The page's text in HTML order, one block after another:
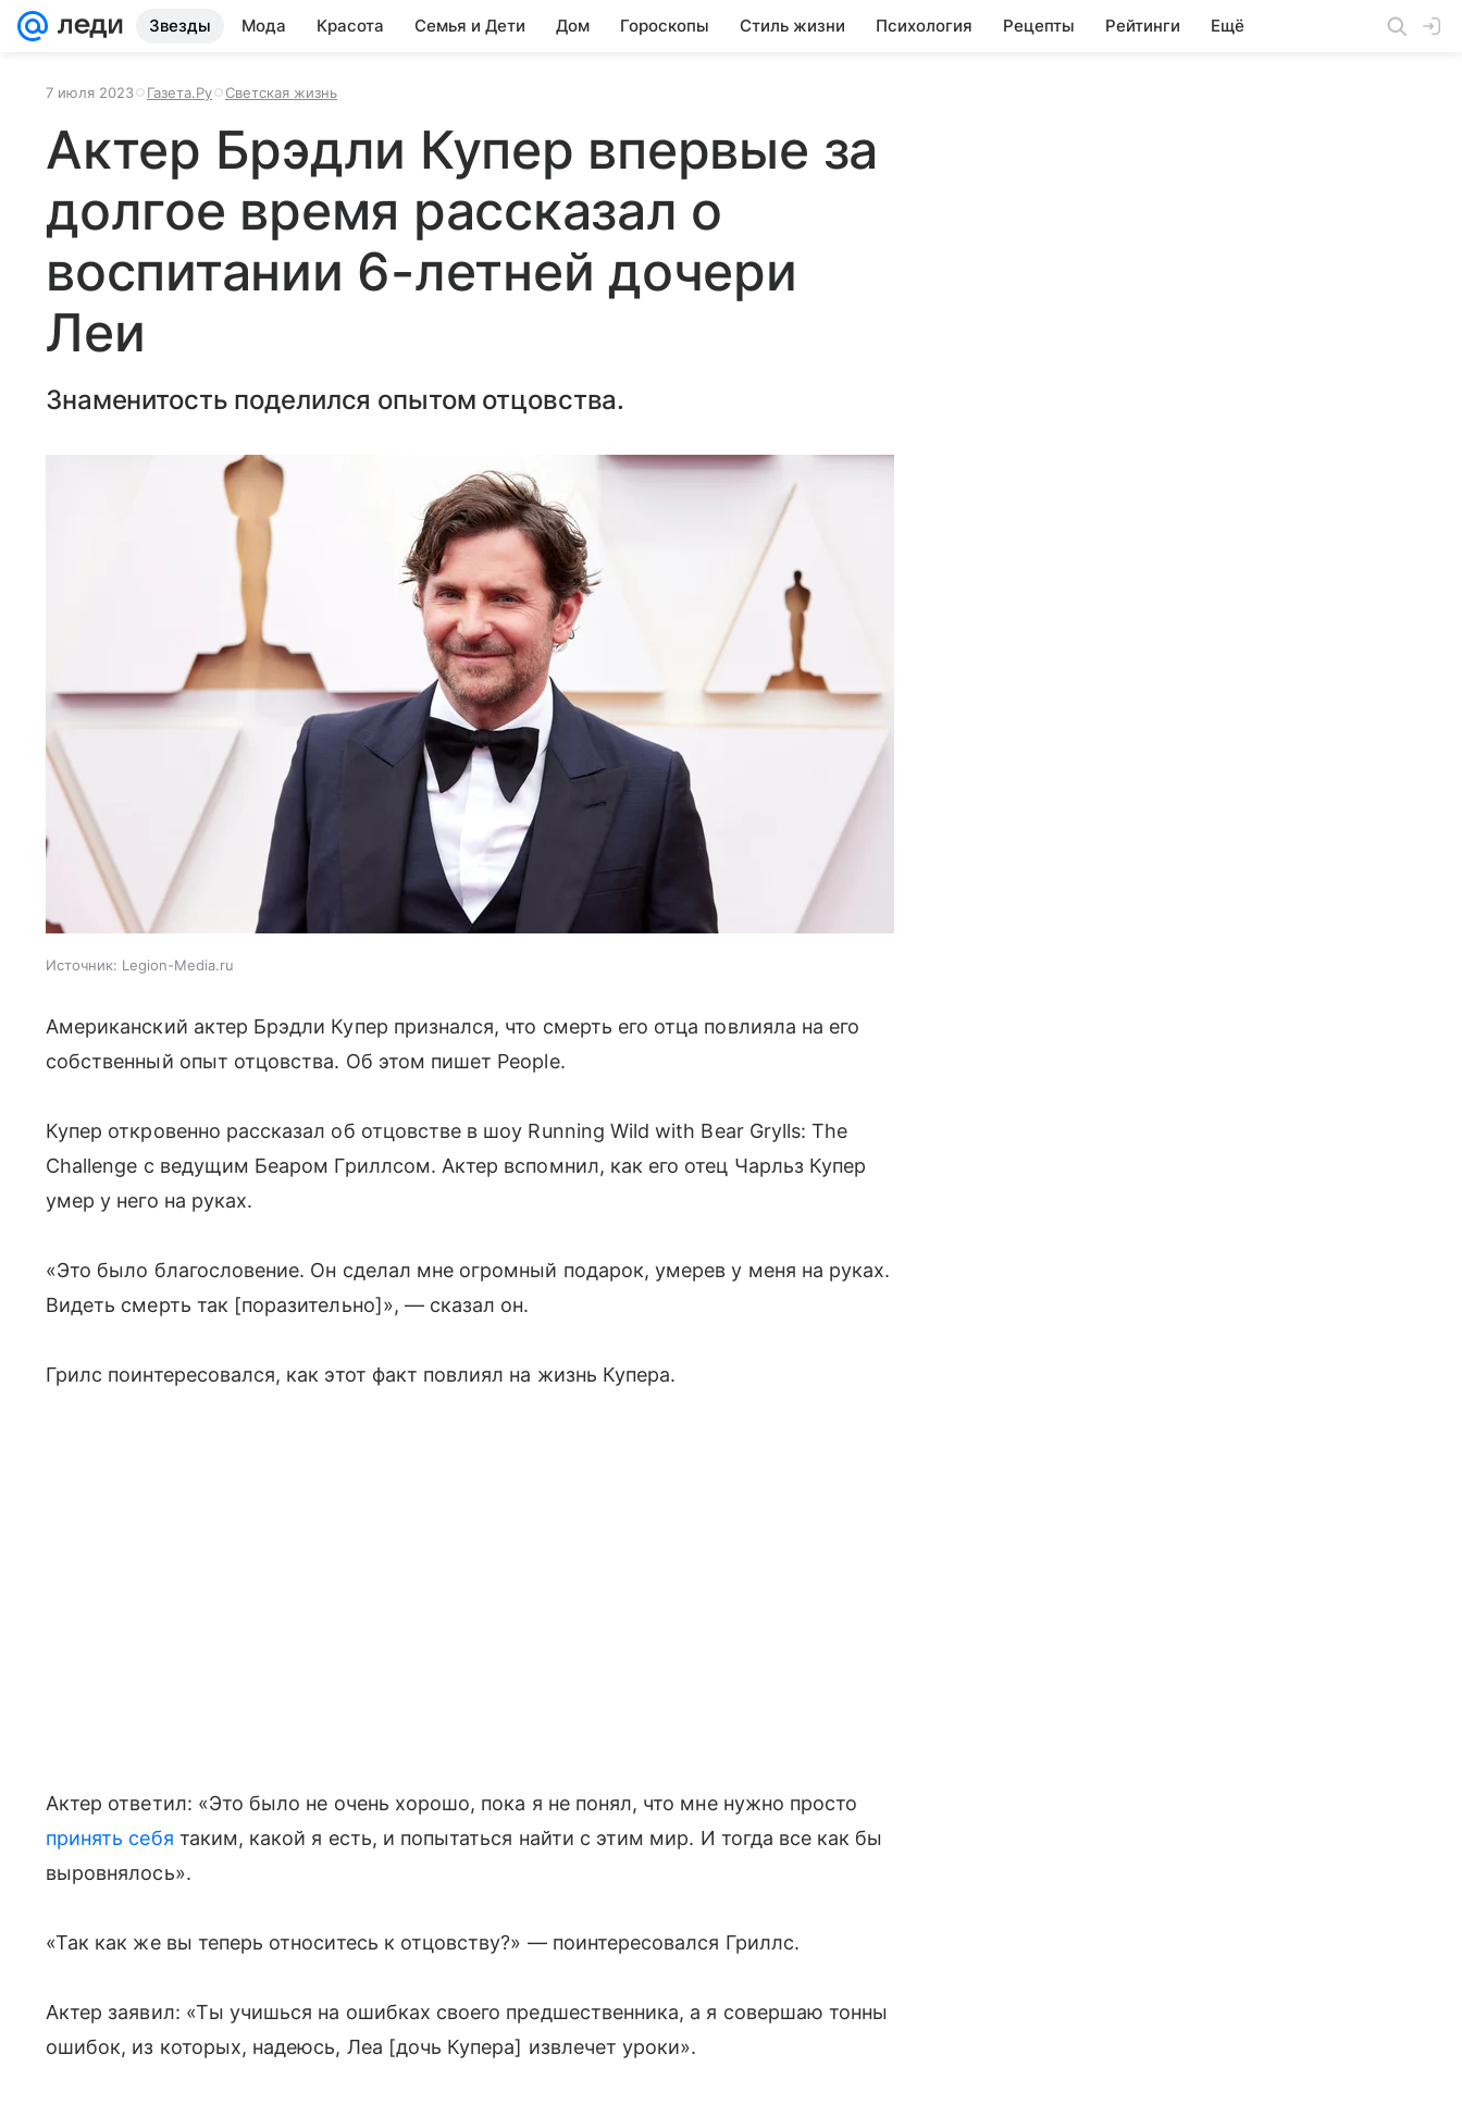
Звезды Мода Красота Семья и Дети Дом Гороскопы Стиль жизни Психология Рецепты Рейтинги Ещё
7 июля 2023 Газета.Ру Светская жизнь
Актер Брэдли Купер впервые за
долгое время рассказал о
воспитании 6-летней дочери
Леи
Знаменитость поделился опытом отцовства.
Источник: Legion-Media.ru
Американский актер Брэдли Купер признался, что смерть его отца повлияла на его
собственный опыт отцовства. Об этом пишет People.
Купер откровенно рассказал об отцовстве в шоу Running Wild with Bear Grylls: The
Challenge с ведущим Беаром Гриллсом. Актер вспомнил, как его отец Чарльз Купер
умер у него на руках.
«Это было благословение. Он сделал мне огромный подарок, умерев у меня на руках.
Видеть смерть так [поразительно]», — сказал он.
Грилс поинтересовался, как этот факт повлиял на жизнь Купера.
Актер ответил: «Это было не очень хорошо, пока я не понял, что мне нужно просто
принять себя таким, какой я есть, и попытаться найти с этим мир. И тогда все как бы
выровнялось».
«Так как же вы теперь относитесь к отцовству?» — поинтересовался Гриллс.
Актер заявил: «Ты учишься на ошибках своего предшественника, а я совершаю тонны
ошибок, из которых, надеюсь, Леа [дочь Купера] извлечет уроки».